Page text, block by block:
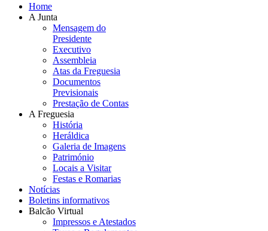
Home
A Junta
Mensagem do
Presidente
Executivo
Assembleia
Atas da Freguesia
Documentos
Previsionais
Prestação de Contas
A Freguesia
História
Heráldica
Galeria de Imagens
Património
Locais a Visitar
Festas e Romarias
Notícias
Boletins informativos
Balcão Virtual
Impressos e Atestados